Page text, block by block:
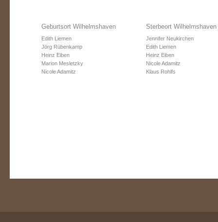
Geburtsort Wilhelmshaven
Edith Liemen
Jörg Rübenkamp
Heinz Eiben
Marion Mesletzky
Nicole Adamitz
Sterbeort Wilhelmshaven
Jennifer Neukirchen
Edith Liemen
Heinz Eiben
Nicole Adamitz
Klaus Rohlfs